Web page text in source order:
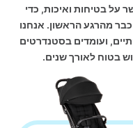
על בטיחות ואיכות, כדי
מהרגע הראשון. אנחנו
ועומדים בסטנדרטים
בטוח לאורך שנים.